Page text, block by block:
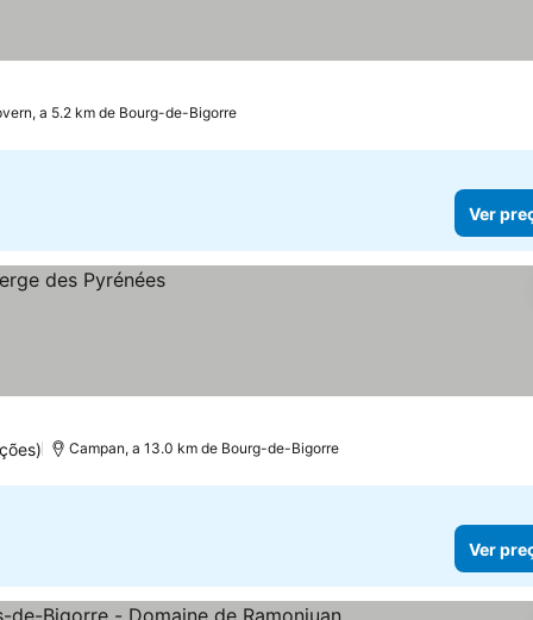
a 5.2 km de Bourg-de-Bigorre
Ver
Campan, a 13.0 km de Bourg-de-Bigorre
Ver